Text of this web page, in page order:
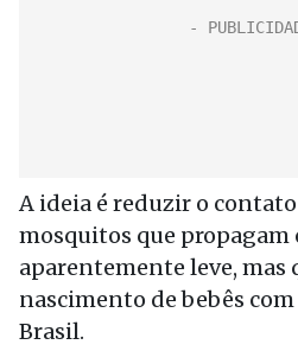
A ideia é reduzir o contato
mosquitos que propagam
aparentemente leve, mas
nascimento de bebês
Brasil.